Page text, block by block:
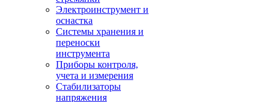
Электроинструмент и
оснастка
Системы хранения и
переноски
инструмента
Приборы контроля,
учета и измерения
Стабилизаторы
напряжения